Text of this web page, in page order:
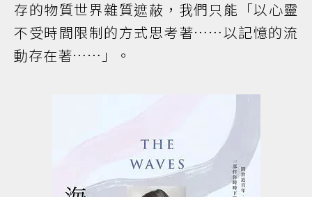
存的物質世界雜質遮蔽，我們只能「以心靈
不受時間限制的方式思考著……以記憶的流
動存在著……」。